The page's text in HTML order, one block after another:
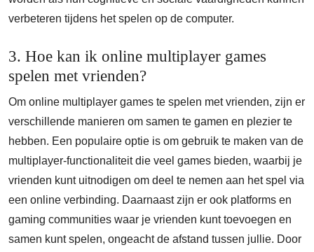
verbeteren tijdens het spelen op de computer.
3. Hoe kan ik online multiplayer games
spelen met vrienden?
Om online multiplayer games te spelen met vrienden, zijn er
verschillende manieren om samen te gamen en plezier te
hebben. Een populaire optie is om gebruik te maken van de
multiplayer-functionaliteit die veel games bieden, waarbij je
vrienden kunt uitnodigen om deel te nemen aan het spel via
een online verbinding. Daarnaast zijn er ook platforms en
gaming communities waar je vrienden kunt toevoegen en
samen kunt spelen, ongeacht de afstand tussen jullie. Door